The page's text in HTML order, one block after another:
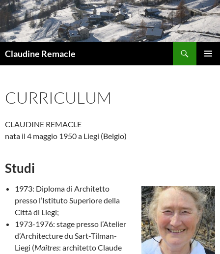
Vai
contenuto
Claudine Remacle
CURRICULUM
CLAUDINE REMACLE
nata il 4 maggio 1950 a Liegi (Belgio)
Studi
1973: Diploma di Architetto
presso l’Istituto Superiore della
Città di Liegi;
1973-1976: stage presso l’Atelier
d’Architecture du Sart-Tilman-
Liegi (Maîtres: architetto Claude